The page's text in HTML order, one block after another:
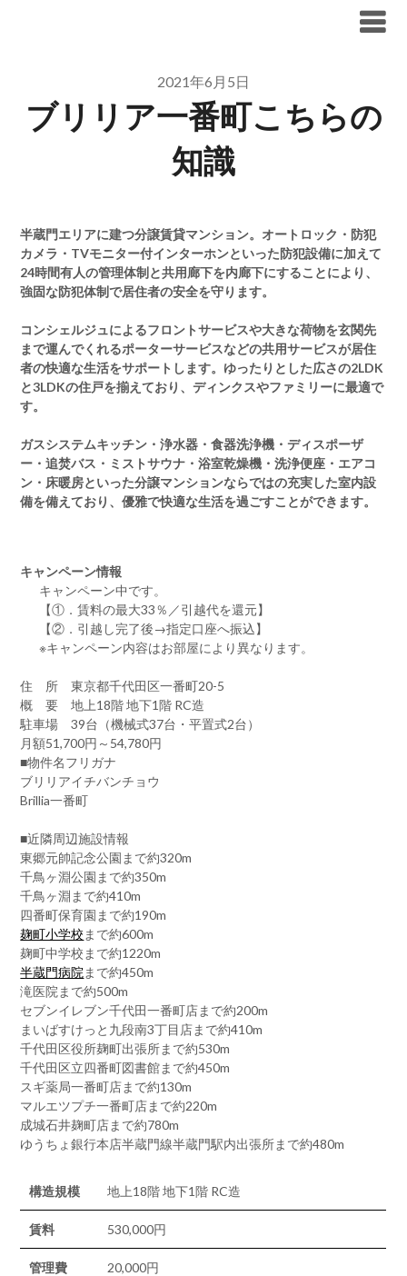
2021年6月5日
ブリリア一番町こちらの
知識
半蔵門エリアに建つ分譲賃貸マンション。オートロック・防犯
カメラ・TVモニター付インターホンといった防犯設備に加えて
24時間有人の管理体制と共用廊下を内廊下にすることにより、
強固な防犯体制で居住者の安全を守ります。
コンシェルジュによるフロントサービスや大きな荷物を玄関先
まで運んでくれるポーターサービスなどの共用サービスが居住
者の快適な生活をサポートします。ゆったりとした広さの2LDK
と3LDKの住戸を揃えており、ディンクスやファミリーに最適で
す。
ガスシステムキッチン・浄水器・食器洗浄機・ディスポーザ
ー・追焚バス・ミストサウナ・浴室乾燥機・洗浄便座・エアコ
ン・床暖房といった分譲マンションならではの充実した室内設
備を備えており、優雅で快適な生活を過ごすことができます。
キャンペーン情報
キャンペーン中です。
【①．賃料の最大33％／引越代を還元】
【②．引越し完了後→指定口座へ振込】
※キャンペーン内容はお部屋により異なります。
住 所 東京都千代田区一番町20-5
概 要 地上18階 地下1階 RC造
駐車場 39台（機械式37台・平置式2台）
月額51,700円～54,780円
■物件名フリガナ
ブリリアイチバンチョウ
Brillia一番町
■近隣周辺施設情報
東郷元帥記念公園まで約320m
千鳥ヶ淵公園まで約350m
千鳥ヶ淵まで約410m
四番町保育園まで約190m
麹町小学校 まで約600m
麹町中学校まで約1220m
半蔵門病院 まで約450m
滝医院まで約500m
セブンイレブン千代田一番町店まで約200m
まいばすけっと九段南3丁目店まで約410m
千代田区役所麹町出張所まで約530m
千代田区立四番町図書館まで約450m
スギ薬局一番町店まで約130m
マルエツプチ一番町店まで約220m
成城石井麹町店まで約780m
ゆうちょ銀行本店半蔵門線半蔵門駅内出張所まで約480m
構造規模 地上18階 地下1階 RC造
賃料 530,000円
管理費 20,000円